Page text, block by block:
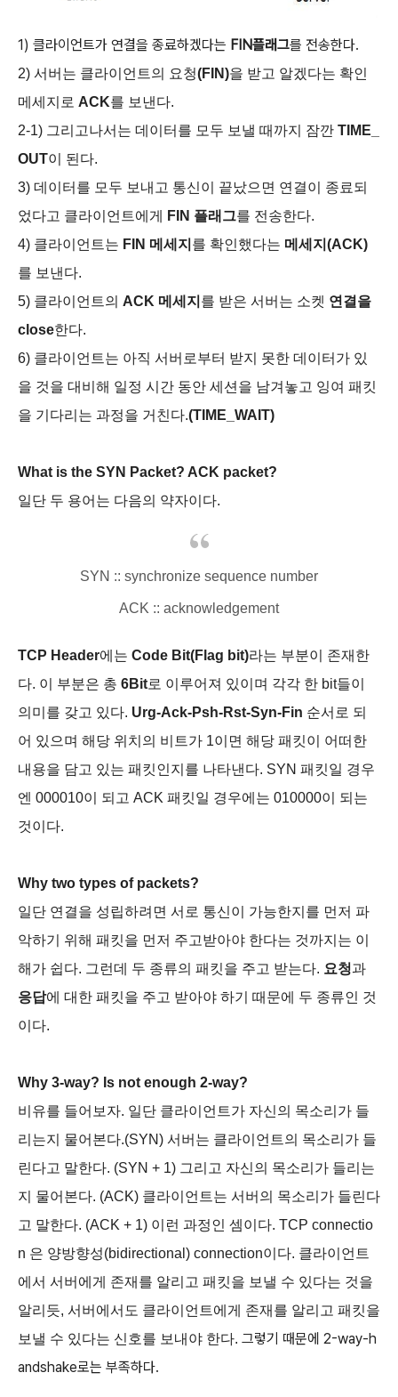
1) 클라이언트가 연결을 종료하겠다는 FIN플래그를 전송한다.
2) 서버는 클라이언트의 요청(FIN)을 받고 알겠다는 확인
메세지로 ACK를 보낸다.
2-1) 그리고나서는 데이터를 모두 보낼 때까지 잠깐 TIME_
OUT이 된다.
3) 데이터를 모두 보내고 통신이 끝났으면 연결이 종료되
었다고 클라이언트에게
FIN 플래그를 전송한다.
4) 클라이언트는 FIN 메세지 를 확인했다는 메세지(ACK)
를 보낸다.
5) 클라이언트의 ACK 메세지 를 받은 서버는 소켓 연결을
close한다.
6) 클라이언트는 아직 서버로부터 받지 못한 데이터가 있
을 것을 대비해 일정 시간 동안 세션을 남겨놓고 잉여 패킷
을 기다리는 과정을 거친다.(TIME_WAIT)
What is the SYN Packet? ACK packet?
일단 두 용어는 다음의 약자이다.
SYN :: synchronize sequence number
ACK :: acknowledgement
TCP Header에는 Code Bit(Flag bit)라는 부분이 존재한
다. 이 부분은 총 6Bit로 이루어져 있이며 각각 한 bit들이
의미를 갖고 있다. Urg-Ack-Psh-Rst-Syn-Fin 순서로 되
어 있으며 해당 위치의 비트가 1이면 해당 패킷이 어떠한
내용을 담고 있는 패킷인지를 나타낸다. SYN 패킷일 경우
엔 000010이 되고 ACK 패킷일 경우에는 010000이 되는
것이다.
Why two types of packets?
일단 연결을 성립하려면 서로 통신이 가능한지를 먼저 파
악하기 위해 패킷을 먼저 주고받아야 한다는 것까지는 이
해가 쉽다. 그런데 두 종류의 패킷을 주고 받는다. 요청과
응답에 대한 패킷을 주고 받아야 하기 때문에 두 종류인 것
이다.
Why 3-way? Is not enough 2-way?
비유를 들어보자. 일단 클라이언트가 자신의 목소리가 들
리는지 물어본다.(SYN) 서버는 클라이언트의 목소리가 들
린다고 말한다. (SYN + 1) 그리고 자신의 목소리가 들리는
지 물어본다. (ACK) 클라이언트는 서버의 목소리가 들린다
고 말한다. (ACK + 1) 이런 과정인 셈이다. TCP connectio
n 은 양방향성(bidirectional) connection이다. 클라이언트
에서 서버에게 존재를 알리고 패킷을 보낼 수 있다는 것을
알리듯, 서버에서도 클라이언트에게 존재를 알리고 패킷을
보낼 수 있다는 신호를 보내야 한다. 그렇기 때문에 2-way-h
andshake로는 부족하다.